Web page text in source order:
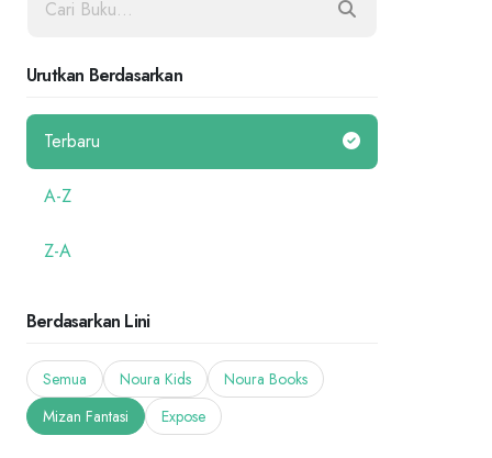
Urutkan Berdasarkan
Terbaru
A-Z
Z-A
Berdasarkan Lini
Semua Noura Kids
Noura Books
Mizan Fantasi
Expose